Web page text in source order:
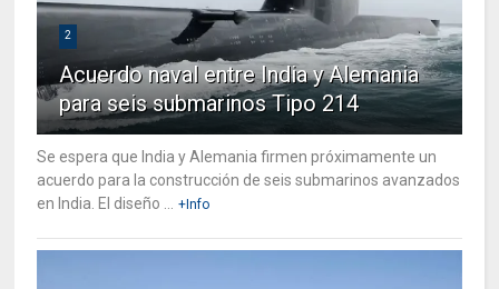
2
Acuerdo naval entre India y Alemania
para seis submarinos Tipo 214
Se espera que India y Alemania firmen próximamente un
acuerdo para la construcción de seis submarinos avanzados
en India. El diseño ...
+Info